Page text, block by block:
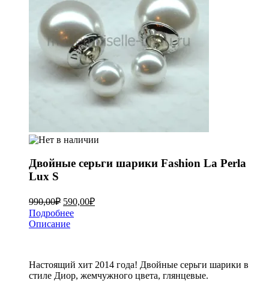
Двойные серьги шарики Fashion La Perla
Lux S
990,00₽ 590,00₽
Подробнее
Описание
Настоящий хит 2014 года! Двойные серьги шарики в
стиле Диор, жемчужного цвета, глянцевые.